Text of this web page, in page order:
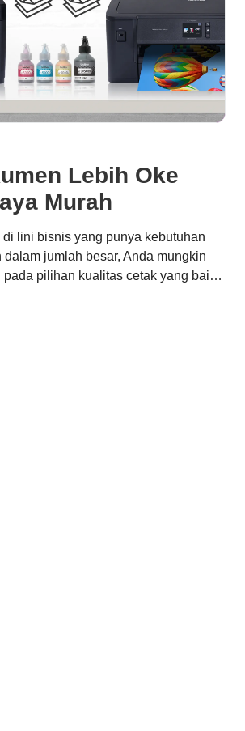
Lebih Oke
Murah
lini bisnis yang punya kebutuhan
dalam jumlah besar, Anda mungkin
pilihan kualitas cetak yang baik
Tahukah Anda kalau Anda tidak